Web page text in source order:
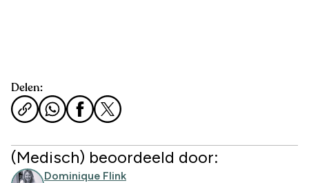
Delen:
(Medisch) beoordeeld door:
Dominique Flink